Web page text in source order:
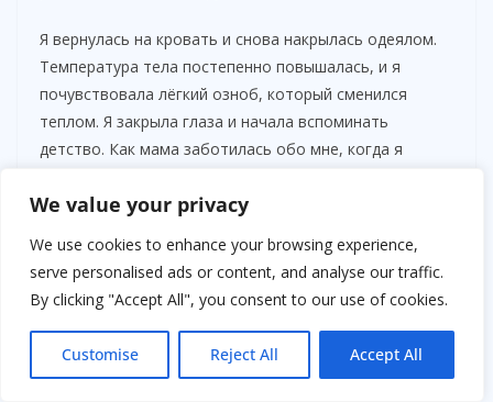
We value your privacy
We use cookies to enhance your browsing experience,
serve personalised ads or content, and analyse our traffic.
By clicking "Accept All", you consent to our use of cookies.
Customise Reject All Accept All
Я вернулась на кровать и снова накрылась одеялом.
Температура тела постепенно повышалась, и я
почувствовала лёгкий озноб, который сменился
теплом. Я закрыла глаза и начала вспоминать
детство. Как мама заботилась обо мне, когда я
меня на диван, рассказывала истории о том, как всё
мамой. Я могла заботиться о себе, слушать своё
тело, давать ему то, что нужно.
На следующий день я проснулась раньше обычного.
Квартира была тиха, только лёгкий свет